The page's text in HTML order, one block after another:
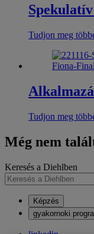
Tudjon meg
Tudjon meg
Még nem
Keresés a Diehlben
Képzés
gyakornoki